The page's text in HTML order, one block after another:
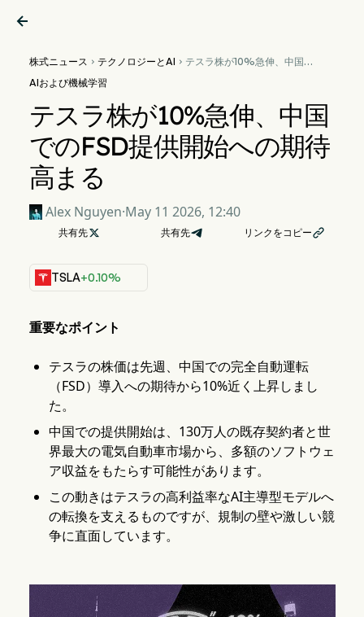

株式ニュース  テクノロジーとAI  テスラ株が10%急伸、中国で
AIおよび機械学習
テスラ株が10%急伸、中国
でのFSD提供開始への期待
高まる
Alex Nguyen·May 11 2026, 12:40
共有先 共有先 リンクをコピー
TSLA+0.10%
重要なポイント
テスラの株価は先週、中国での完全自動運転
（FSD）導入への期待から10%近く上昇しまし
た。
中国での提供開始は、130万人の既存契約者と世
界最大の電気自動車市場から、多額のソフトウェ
ア収益をもたらす可能性があります。
この動きはテスラの高利益率なAI主導型モデルへ
の転換を支えるものですが、規制の壁や激しい競
争に直面しています。